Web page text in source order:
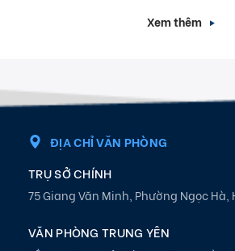
Xem thêm
ĐỊA CHỈ VĂN PHÒNG
TRỤ SỞ CHÍNH
75 Giang Văn Minh, Phường Ngọc Hà,
VĂN PHÒNG TRUNG YÊN